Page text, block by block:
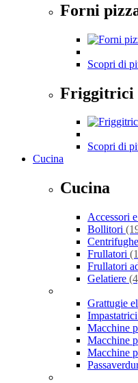
Forni
Scopri di
Friggitrici
Scopri di
Cucina
Cucina
Accessori
Bollitori
Centrifughe
Frullatori
Frullatori
Gelatiere
Grattugie
Impastatrici
Macchine
Macchine
Macchine